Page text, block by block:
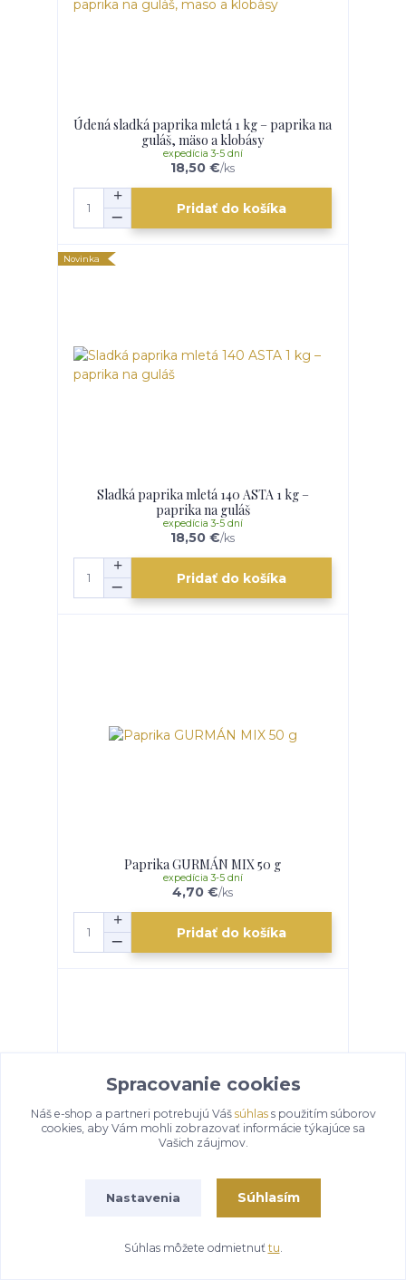
Údená sladká paprika mletá 1 kg – paprika na
guláš, mäso a klobásy
18,50 €/ks
expedícia 3-5 dní
Pridať do košíka
Novinka
Sladká paprika mletá 140 ASTA 1 kg –
paprika na guláš
18,50 €/ks
expedícia 3-5 dní
Pridať do košíka
Paprika GURMÁN MIX 50 g
4,70 €/ks
expedícia 3-5 dní
Pridať do košíka
Štipľavá paprika GURMÁN 50 g
2,90 €/ks
Spracovanie cookies
Náš e-shop a partneri potrebujú Váš súhlass použitím súborov
cookies, aby Vám mohli zobrazovať informácie týkajúce sa
Vašich záujmov.
Nastavenia Súhlasím
Súhlas môžete odmietnuť tu